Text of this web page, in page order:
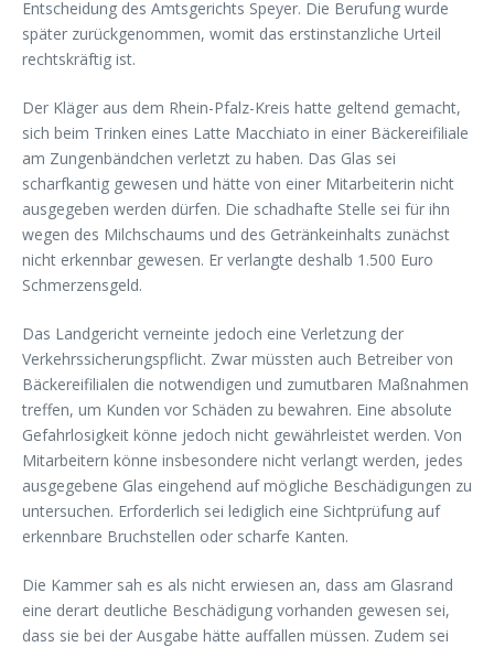
Entscheidung des Amtsgerichts Speyer. Die Berufung wurde
später zurückgenommen, womit das erstinstanzliche Urteil
rechtskräftig ist.
Der Kläger aus dem Rhein-Pfalz-Kreis hatte geltend gemacht,
sich beim Trinken eines Latte Macchiato in einer Bäckereifiliale
am Zungenbändchen verletzt zu haben. Das Glas sei
scharfkantig gewesen und hätte von einer Mitarbeiterin nicht
ausgegeben werden dürfen. Die schadhafte Stelle sei für ihn
wegen des Milchschaums und des Getränkeinhalts zunächst
nicht erkennbar gewesen. Er verlangte deshalb 1.500 Euro
Schmerzensgeld.
Das Landgericht verneinte jedoch eine Verletzung der
Verkehrssicherungspflicht. Zwar müssten auch Betreiber von
Bäckereifilialen die notwendigen und zumutbaren Maßnahmen
treffen, um Kunden vor Schäden zu bewahren. Eine absolute
Gefahrlosigkeit könne jedoch nicht gewährleistet werden. Von
Mitarbeitern könne insbesondere nicht verlangt werden, jedes
ausgegebene Glas eingehend auf mögliche Beschädigungen zu
untersuchen. Erforderlich sei lediglich eine Sichtprüfung auf
erkennbare Bruchstellen oder scharfe Kanten.
Die Kammer sah es als nicht erwiesen an, dass am Glasrand
eine derart deutliche Beschädigung vorhanden gewesen sei,
dass sie bei der Ausgabe hätte auffallen müssen. Zudem sei